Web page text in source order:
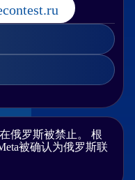
俄罗斯被禁止。 根
被确认为俄罗斯联